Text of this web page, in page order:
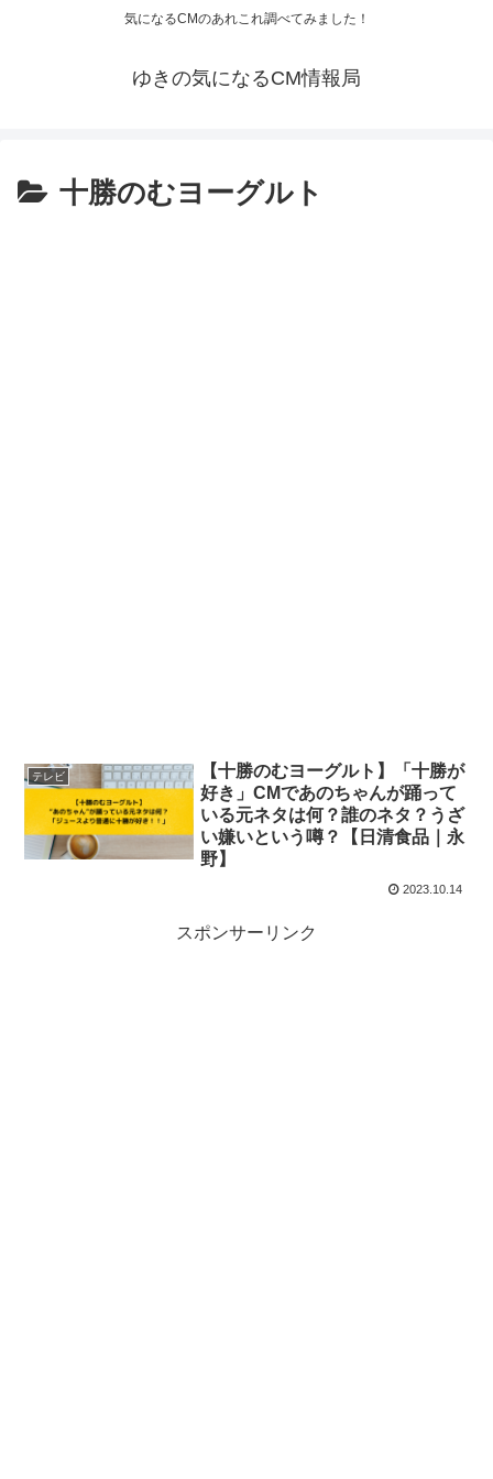
気になるCMのあれこれ調べてみました！
ゆきの気になるCM情報局
十勝のむヨーグルト
テレビ
【十勝のむヨーグルト】「十勝が
好き」CMであのちゃんが踊って
いる元ネタは何？誰のネタ？うざ
い嫌いという噂？【日清食品｜永
野】
2023.10.14
スポンサーリンク